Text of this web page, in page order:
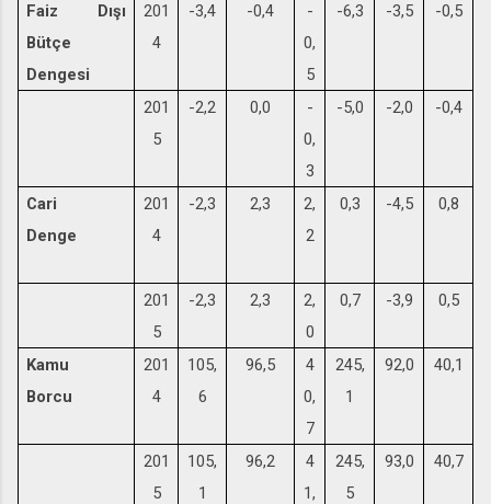
Faiz Dışı
Bütçe
Dengesi
201
4
-3,4 -0,4
-
0,
5
-6,3 -3,5 -0,5
201
5
-2,2 0,0
-
0,
3
-5,0 -2,0 -0,4
Cari
Denge
201
4
-2,3 2,3
2,
2
0,3 -4,5 0,8
201
5
-2,3 2,3
2,
0
0,7 -3,9 0,5
Kamu
Borcu
201
4
105,
6
96,5
4
0,
7
245,
1
92,0 40,1
201
5
105,
1
96,2
4
1,
245,
5
93,0 40,7